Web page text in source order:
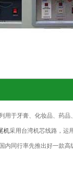
用于牙膏、化妆品、药品
机采用台湾机芯线路，运
内同行率先推出好一款高